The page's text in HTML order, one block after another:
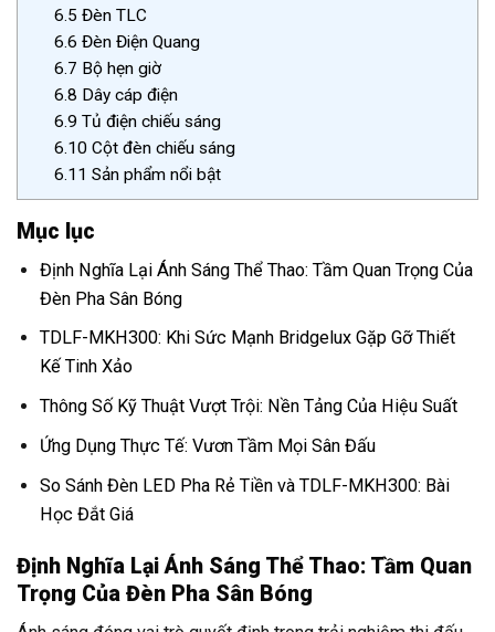
6.5 Đèn TLC
6.6 Đèn Điện Quang
6.7 Bộ hẹn giờ
6.8 Dây cáp điện
6.9 Tủ điện chiếu sáng
6.10 Cột đèn chiếu sáng
6.11 Sản phẩm nổi bật
Mục lục
Định Nghĩa Lại Ánh Sáng Thể Thao: Tầm Quan Trọng Của
Đèn Pha Sân Bóng
TDLF-MKH300: Khi Sức Mạnh Bridgelux Gặp Gỡ Thiết
Kế Tinh Xảo
Thông Số Kỹ Thuật Vượt Trội: Nền Tảng Của Hiệu Suất
Ứng Dụng Thực Tế: Vươn Tầm Mọi Sân Đấu
So Sánh Đèn LED Pha Rẻ Tiền và TDLF-MKH300: Bài
Học Đắt Giá
Định Nghĩa Lại Ánh Sáng Thể Thao: Tầm Quan
Trọng Của Đèn Pha Sân Bóng